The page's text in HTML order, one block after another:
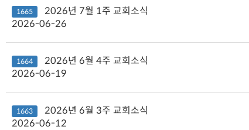
1665
2026년 7월 1주 교회소식
2026-06-26
1664
2026년 6월 4주 교회소식
2026-06-19
1663
2026년 6월 3주 교회소식
2026-06-12